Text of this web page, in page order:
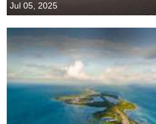
Jul 05, 2025